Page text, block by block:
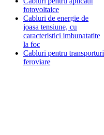
fotovoltaice
Cabluri de energie de
joasa tensiune, cu
caracteristici imbunatatite
la foc
Cabluri pentru transporturi
feroviare